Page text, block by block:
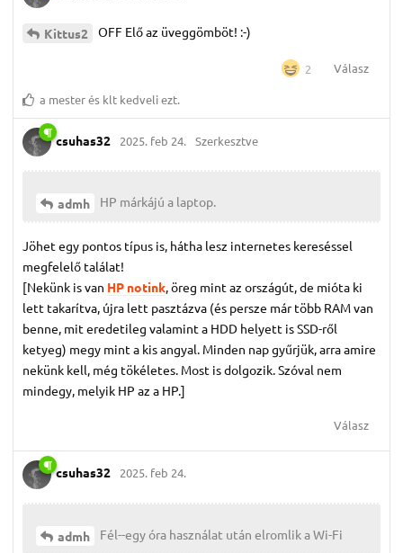
Kittus2 OFF Elő az üveggömböt! :-)
2 Válasz
a mesterés klt kedveli ezt.
csuhas32 2025. feb 24. Szerkesztve
admh HP márkájú a laptop.
Jöhet egy pontos típus is, hátha lesz internetes kereséssel
megfelelő találat!
[Nekünk is van HP notink, öreg mint az országút, de mióta ki
lett takarítva, újra lett pasztázva (és persze már több RAM van
benne, mit eredetileg valamint a HDD helyett is SSD-ről
ketyeg) megy mint a kis angyal. Minden nap gyűrjük, arra amire
nekünk kell, még tökéletes. Most is dolgozik. Szóval nem
mindegy, melyik HP az a HP.]
Válasz
csuhas32 2025. feb 24.
admh Fél--egy óra használat után elromlik a Wi-Fi